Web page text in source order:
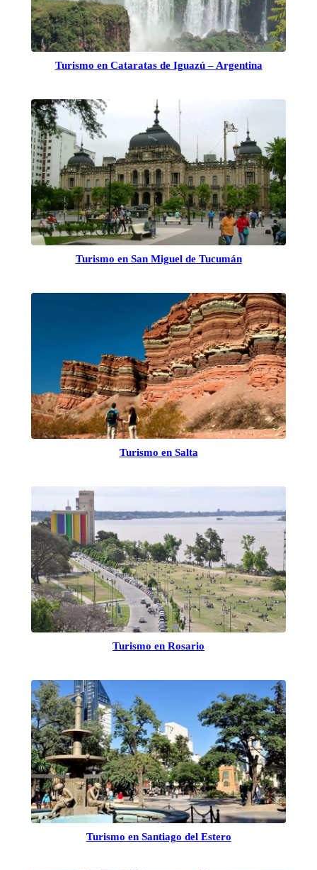
Turismo en Cataratas de Iguazú – Argentina
Turismo en San Miguel de Tucumán
Turismo en Salta
Turismo en Rosario
Turismo en Santiago del Estero